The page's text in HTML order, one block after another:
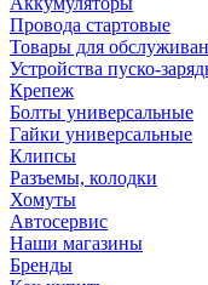
Провода стартовые
Товары для
Устройства пуско-
Крепеж
Болты универсальные
Гайки универсальные
Клипсы
Разъемы, колодки
Хомуты
Автосервис
Наши магазины
Бренды